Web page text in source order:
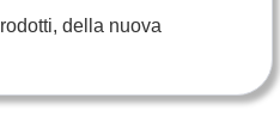
della nuova